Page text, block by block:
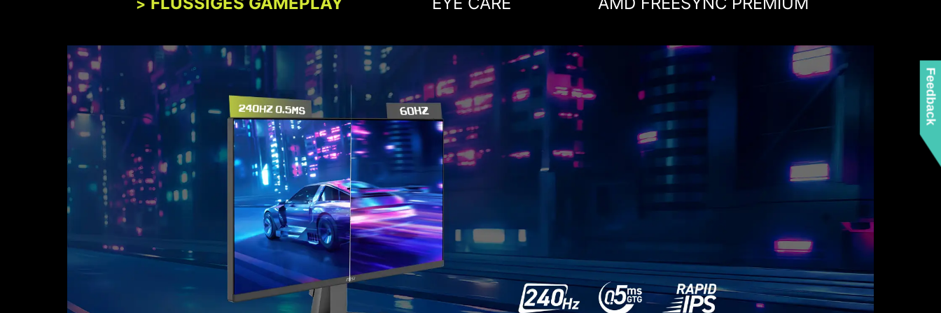
FLÜSSIGES GAMING OHNE
KOMPROMISSE
Gaming sollte nicht die Wahl zwischen abgehacktem Gameplay und
gebrochenen Frames sein. Mit dem MSI Gaming Monitor erlebst du eine
flüssige, artefaktfreie Leistung. Genieße tränen- und ruckelfreies Gameplay
mit zusätzlicher HDR-Unterstützung.
Feedback